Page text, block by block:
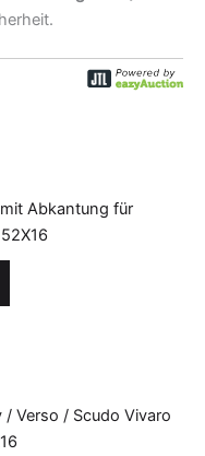
Abkantung für
Verso / Scudo Vivaro